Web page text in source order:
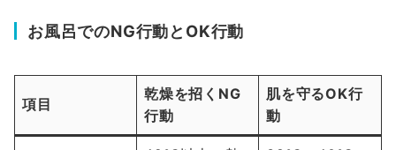
お風呂でのNG行動とOK行動
項目
乾燥を招くNG
行動
肌を守るOK行
動